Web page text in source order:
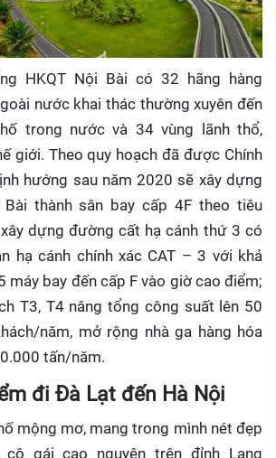
HKQT Nội Bài có 32 hãng hàng
nước khai thác thường xuyên đến
trong nước và 34 vùng lãnh thổ,
giới. Theo quy hoạch đã được Chính
hướng sau năm 2020 sẽ xây dựng
Bài thành sân bay cấp 4F theo tiêu
xây dựng đường cất hạ cánh thứ 3 có
hạ cánh chính xác CAT – 3 với khả
máy bay đến cấp F vào giờ cao điểm;
T3, T4 nâng tổng công suất lên 50
năm, mở rộng nhà ga hàng hóa
tấn/năm.
đi Đà Lạt đến Hà Nội
mộng mơ, mang trong mình nét đẹp
cô gái cao nguyên trên đỉnh Lang